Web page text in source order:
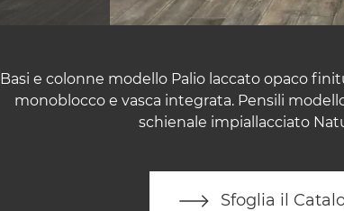
Basi e colonne modello Palio laccato opaco
monoblocco e vasca integrata. Pensili
schienale impiallacciato
Sfoglia il